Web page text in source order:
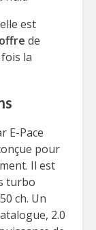
est
de
la
E-Pace
pour
Il est
turbo
ch. Un
2.0